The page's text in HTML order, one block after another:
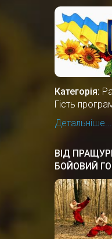
Категорія:
Гість
Детальніше...
ВІД
БОЙОВИЙ
ТАНЦІ